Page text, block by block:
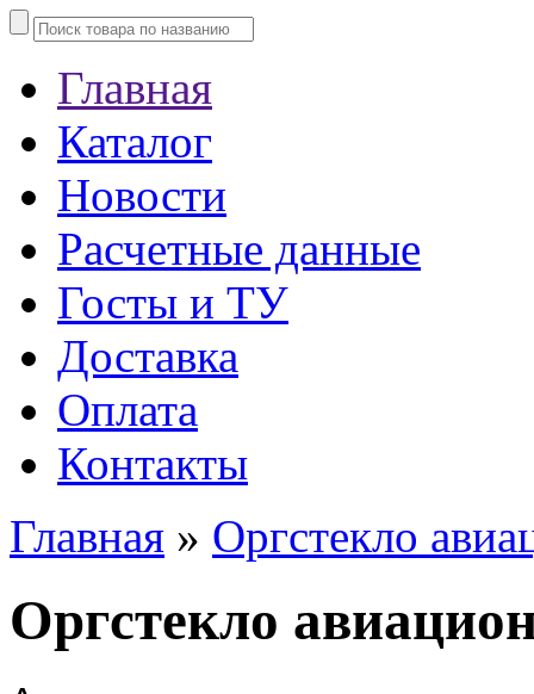
Главная
Каталог
Новости
Расчетные данные
Госты и ТУ
Доставка
Оплата
Контакты
Главная » Оргстекло
Оргстекло